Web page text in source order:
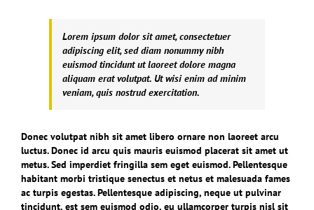
Lorem ipsum dolor sit amet, consectetuer
adipiscing elit, sed diam nonummy nibh
euismod tincidunt ut laoreet dolore magna
aliquam erat volutpat. Ut wisi enim ad minim
veniam, quis nostrud exercitation.
Donec volutpat nibh sit amet libero ornare non laoreet arcu
luctus. Donec id arcu quis mauris euismod placerat sit amet ut
metus. Sed imperdiet fringilla sem eget euismod. Pellentesque
habitant morbi tristique senectus et netus et malesuada fames
ac turpis egestas. Pellentesque adipiscing, neque ut pulvinar
tincidunt, est sem euismod odio, eu ullamcorper turpis nisl sit